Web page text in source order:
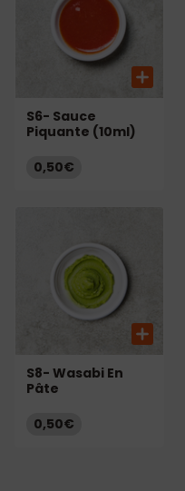
S6- Sauce
Piquante (10ml)
0,50€
S8- Wasabi En
Pâte
0,50€